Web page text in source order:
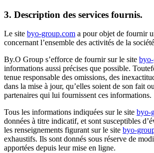
3. Description des services fournis.
Le site byo-group.com a pour objet de fournir
concernant l’ensemble des activités de la
By.O Group s’efforce de fournir sur le site
informations aussi précises que possible.
tenue responsable des omissions, des
dans la mise à jour, qu’elles soient de son fait
partenaires qui lui fournissent ces informations.
Tous les informations indiquées sur le site byo-
données à titre indicatif, et sont susceptibles
les renseignements figurant sur le site byo-
exhaustifs. Ils sont donnés sous réserve de
apportées depuis leur mise en ligne.